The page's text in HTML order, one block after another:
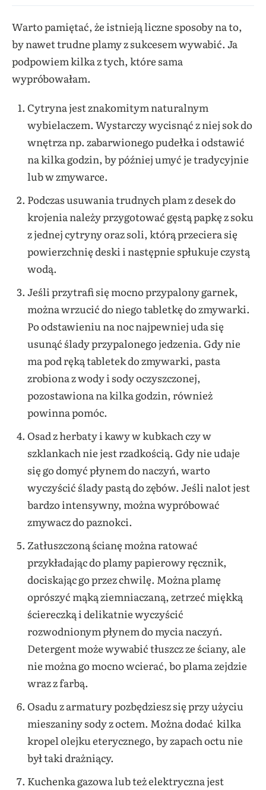
Warto pamiętać, że istnieją liczne sposoby na to,
by nawet trudne plamy z sukcesem wywabić. Ja
podpowiem kilka z tych, które sama
wypróbowałam.
Cytryna jest znakomitym naturalnym
wybielaczem. Wystarczy wycisnąć z niej sok do
wnętrza np. zabarwionego pudełka i odstawić
na kilka godzin, by później umyć je tradycyjnie
lub w zmywarce.
Podczas usuwania trudnych plam z desek do
krojenia należy przygotować gęstą papkę z soku
z jednej cytryny oraz soli, którą przeciera się
powierzchnię deski i następnie spłukuje czystą
wodą.
Jeśli przytrafi się mocno przypalony garnek,
można wrzucić do niego tabletkę do zmywarki.
Po odstawieniu na noc najpewniej uda się
usunąć ślady przypalonego jedzenia. Gdy nie
ma pod ręką tabletek do zmywarki, pasta
zrobiona z wody i sody oczyszczonej,
pozostawiona na kilka godzin, również
powinna pomóc.
Osad z herbaty i kawy w kubkach czy w
szklankach nie jest rzadkością. Gdy nie udaje
się go domyć płynem do naczyń, warto
wyczyścić ślady pastą do zębów. Jeśli nalot jest
bardzo intensywny, można wypróbować
zmywacz do paznokci.
Zatłuszczoną ścianę można ratować
przykładając do plamy papierowy ręcznik,
dociskając go przez chwilę. Można plamę
oprószyć mąką ziemniaczaną, zetrzeć miękką
ściereczką i delikatnie wyczyścić
rozwodnionym płynem do mycia naczyń.
Detergent może wywabić tłuszcz ze ściany, ale
nie można go mocno wcierać, bo plama zejdzie
wraz z farbą.
Osadu z armatury pozbędziesz się przy użyciu
mieszaniny sody z octem. Można dodać kilka
kropel olejku eterycznego, by zapach octu nie
był taki drażniący.
Kuchenka gazowa lub też elektryczna jest